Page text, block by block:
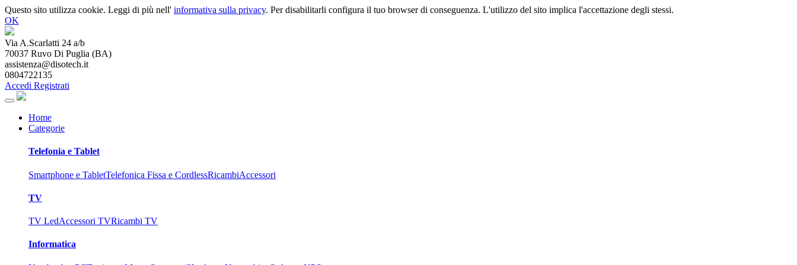
Questo sito utilizza cookie. Leggi di più nell' informativa sulla privacy. Per disabilitarli configura il tuo browser di conseguenza. L'utilizzo del sito implica l'accettazione degli stessi.
OK
Via A.Scarlatti 24 a/b
70037 Ruvo Di Puglia (BA)
assistenza@disotech.it
0804722135
Accedi Registrati
Home
Categorie
Telefonia e Tablet
Smartphone e TabletTelefonica Fissa e CordlessRicambiAccessori
TV
TV LedAccessori TVRicambi TV
Informatica